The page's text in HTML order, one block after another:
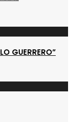
GUERRERO”